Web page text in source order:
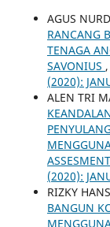
AGUS
RANCANG
TENAGA
SAVONIUS ,
(2020):
ALEN TRI
(2020):
RIZKY
BANGUN